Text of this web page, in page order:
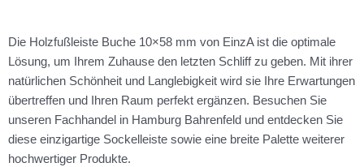
Die Holzfußleiste Buche 10×58 mm von EinzA ist die optimale
Lösung, um Ihrem Zuhause den letzten Schliff zu geben. Mit ihrer
natürlichen Schönheit und Langlebigkeit wird sie Ihre Erwartungen
übertreffen und Ihren Raum perfekt ergänzen. Besuchen Sie
unseren Fachhandel in Hamburg Bahrenfeld und entdecken Sie
diese einzigartige Sockelleiste sowie eine breite Palette weiterer
hochwertiger Produkte.